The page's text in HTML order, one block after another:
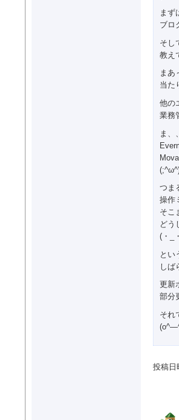
まず
ブロ
そし
教え
まあ
当た
他の
業務
ま、
つま
操作
そこ
どう
(・_
とい
しば
更新
部分
それ
投稿日